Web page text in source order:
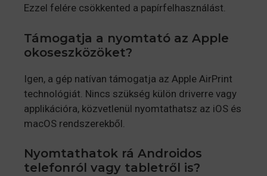
Ezzel felére csökkented a papírfelhasználást.
Támogatja a nyomtató az Apple
okoseszközöket?
Igen, a gép natívan támogatja az Apple AirPrint
technológiát. Nincs szükség külön driverre vagy
applikációra, közvetlenül nyomtathatsz az iOS és
macOS rendszerekből.
Nyomtathatok rá Androidos
telefonról vagy tabletről is?